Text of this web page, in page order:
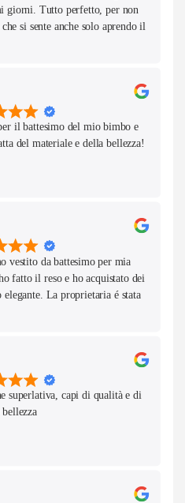
giorni. Tutto perfetto, per non
si sente anche solo aprendo il
il battesimo del mio bimbo e
del materiale e della bellezza!
vestito da battesimo per mia
fatto il reso e ho acquistato dei
La proprietaria é stata
il pacco,tutti i prodotti sono
e profumatissimi e i materiali di
fare nuovi ordini da voi. Grazie
complimenti!
superlativa, capi di qualità e di
bellezza